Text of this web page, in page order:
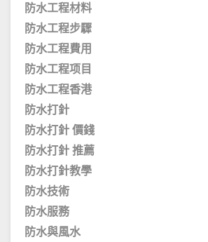
防水工程材料
防水工程步驟
防水工程費用
防水工程项目
防水工程香港
防水打針
防水打針 價錢
防水打針 推薦
防水打針教學
防水技術
防水服務
防水與風水